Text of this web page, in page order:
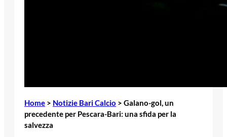
Home > Notizie Bari Calcio > Galano-gol, un
precedente per Pescara-Bari: una sfida per la
salvezza